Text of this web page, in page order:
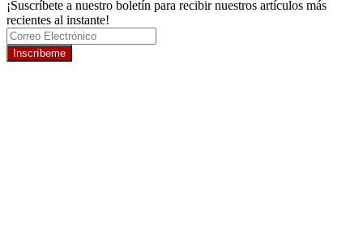
¡Suscríbete a nuestro boletín para recibir nuestros artículos más
recientes al instante!
Inscríbeme